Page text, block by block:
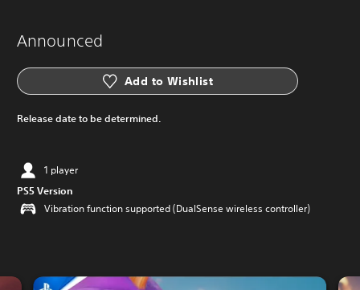
Announced
Add to Wishlist
Release date to be determined.
1 player
PS5 Version
Vibration function supported (DualSense wireless controller)